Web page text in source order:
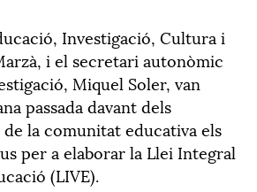
Investigació, Cultura i
i el secretari autonòmic
Miquel Soler, van
passada davant dels
la comunitat educativa els
per a elaborar la Llei Integral
(LIVE).